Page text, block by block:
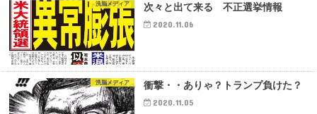
洗脳メディア 次々と出て来る 不正選挙情報
2020.11.06
洗脳メディア 衝撃・・ありゃ？トランプ負けた？
2020.11.05